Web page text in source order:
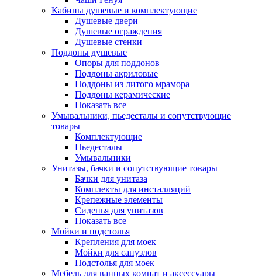
Кабины душевые и комплектующие
Душевые двери
Душевые ограждения
Душевые стенки
Поддоны душевые
Опоры для поддонов
Поддоны акриловые
Поддоны из литого мрамора
Поддоны керамические
Показать все
Умывальники, пьедесталы и сопутствующие
товары
Комплектующие
Пьедесталы
Умывальники
Унитазы, бачки и сопутствующие товары
Бачки для унитаза
Комплекты для инсталляций
Крепежные элементы
Сиденья для унитазов
Показать все
Мойки и подстолья
Крепления для моек
Мойки для санузлов
Подстолья для моек
Мебель для ванных комнат и аксессуары